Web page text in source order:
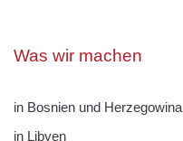
Was wir machen
in Bosnien und Herzegowina
in Libyen